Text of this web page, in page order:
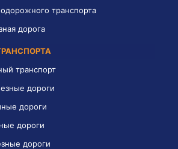
транспорта
дорога
транспорт
дороги
дороги
дороги
дороги